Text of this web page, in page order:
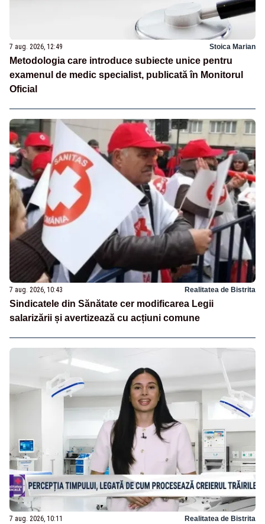
7 aug. 2026, 12:49 Stoica Marian
Metodologia care introduce subiecte unice pentru
examenul de medic specialist, publicată în Monitorul
Oficial
7 aug. 2026, 10:43 Realitatea de Bistrita
Sindicatele din Sănătate cer modificarea Legii
salarizării și avertizează cu acțiuni comune
7 aug. 2026, 10:11 Realitatea de Bistrita